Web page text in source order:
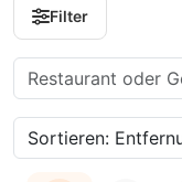
Filter